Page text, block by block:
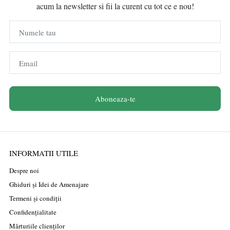
acum la newsletter si fii la curent cu tot ce e nou!
Numele tau
Email
Aboneaza-te
INFORMATII UTILE
Despre noi
Ghiduri și Idei de Amenajare
Termeni și condiții
Confidențialitate
Mărturiile clienților